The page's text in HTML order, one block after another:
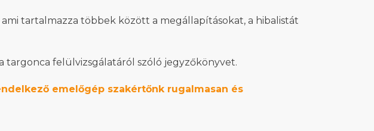
tartalmazza többek között a megállapításokat, a hibalistát
felülvizsgálatáról szóló jegyzőkönyvet.
emelőgép szakértőnk rugalmasan és